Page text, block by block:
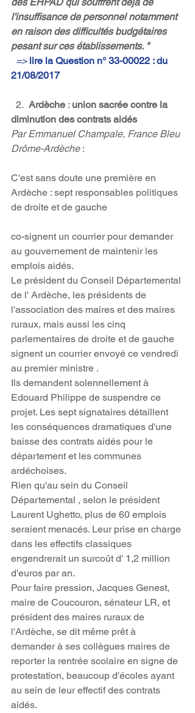
l'insuffisance de personnel notamment
en raison des difficultés budgétaires
pesant sur ces établissements. "
=> lire la Question n° 33-00022 : du
21/08/2017
  2.
  Ardèche
: union sacrée contre la
diminution des contrats aidés
Par Emmanuel Champale, France Bleu
Drôme-Ardèche :
C'est sans doute une première en
Ardèche : sept responsables politiques
de droite et de gauche
co-signent un courrier pour demander
au gouvernement de maintenir les
emplois aidés.
Le président du Conseil Départemental
de l' Ardèche, les présidents de
l'association des maires et des maires
ruraux, mais aussi les cinq
parlementaires de droite et de gauche
signent un courrier envoyé ce vendredi
au premier ministre .
Ils demandent solennellement à
Edouard Philippe de suspendre ce
projet. Les sept signataires détaillent
les conséquences dramatiques d'une
baisse des contrats aidés pour le
département et les communes
ardéchoises.
Rien qu'au sein du Conseil
Départemental , selon le président
Laurent Ughetto, plus de 60 emplois
seraient menacés. Leur prise en charge
dans les effectifs classiques
engendrerait un surcoût d' 1,2 million
d'euros par an.
Pour faire pression, Jacques Genest,
maire de Coucouron, sénateur LR, et
président des maires ruraux de
l'Ardèche, se dit même prêt à
demander à ses collègues maires de
reporter la rentrée scolaire en signe de
protestation, beaucoup d'écoles ayant
au sein de leur effectif des contrats
aidés.